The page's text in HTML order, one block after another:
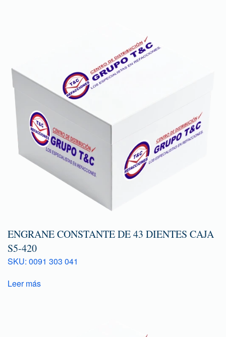
ENGRANE CONSTANTE DE 43 DIENTES CAJA
S5-420
SKU: 0091 303 041
Leer más